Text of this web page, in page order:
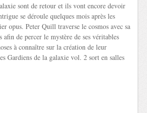
sont de retour et ils vont encore devoir
se déroule quelques mois après les
opus. Peter Quill traverse le cosmos avec sa
afin de percer le mystère de ses véritables
à connaître sur la création de leur
Gardiens de la galaxie vol. 2 sort en salles